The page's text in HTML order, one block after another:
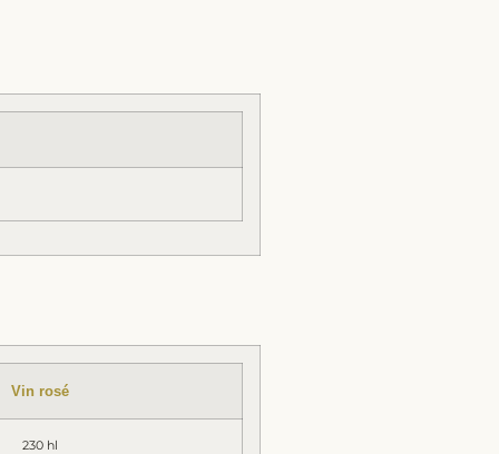
Vin rosé
230 hl